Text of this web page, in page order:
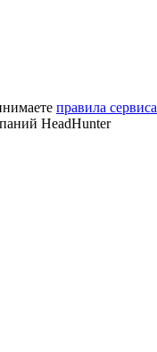
правила сервиса
HeadHunter